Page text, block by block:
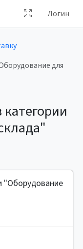
Логин
для
"Оборудование